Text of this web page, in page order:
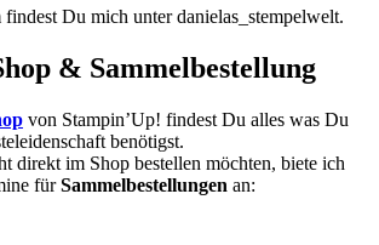
findest Du mich unter danielas_stempelwelt.
& Sammelbestellung
von Stampin’Up! findest Du alles was Du
benötigst.
direkt im Shop bestellen möchten, biete ich
fürSammelbestellungen an: